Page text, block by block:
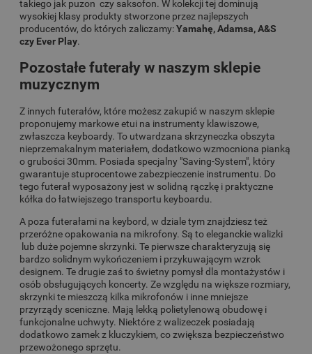
takiego jak puzon czy saksofon. W kolekcji tej dominują
wysokiej klasy produkty stworzone przez najlepszych
producentów, do których zaliczamy:Yamahę, Adamsa, A&S
czy Ever Play.
Pozostałe futerały w naszym sklepie
muzycznym
Z innych futerałów, które możesz zakupić w naszym sklepie
proponujemy markowe etui na instrumenty klawiszowe,
zwłaszcza keyboardy. To utwardzana skrzyneczka obszyta
nieprzemakalnym materiałem, dodatkowo wzmocniona pianką
o grubości 30mm. Posiada specjalny "Saving-System", który
gwarantuje stuprocentowe zabezpieczenie instrumentu. Do
tego futerał wyposażony jest w solidną rączkę i praktyczne
kółka do łatwiejszego transportu keyboardu.
A poza futerałami na keybord, w dziale tym znajdziesz też
przeróżne opakowania na mikrofony. Są to eleganckie walizki
lub duże pojemne skrzynki. Te pierwsze charakteryzują się
bardzo solidnym wykończeniem i przykuwającym wzrok
designem. Te drugie zaś to świetny pomysł dla montażystów i
osób obsługujących koncerty. Ze względu na większe rozmiary,
skrzynki te mieszczą kilka mikrofonów i inne mniejsze
przyrządy sceniczne. Mają lekką polietylenową obudowę i
funkcjonalne uchwyty. Niektóre z walizeczek posiadają
dodatkowo zamek z kluczykiem, co zwiększa bezpieczeństwo
przewożonego sprzętu.